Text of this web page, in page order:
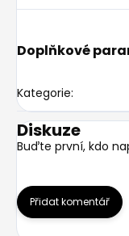
Doplňkové
Kategorie:
Diskuze
Buďte první, kdo
Přidat komentář